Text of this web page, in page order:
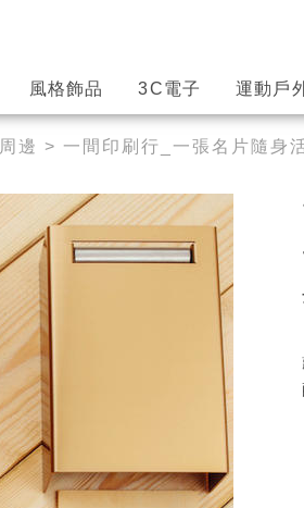
風格飾品 3C電子 運動戶
邊 > 一間印刷行_一張名片隨身